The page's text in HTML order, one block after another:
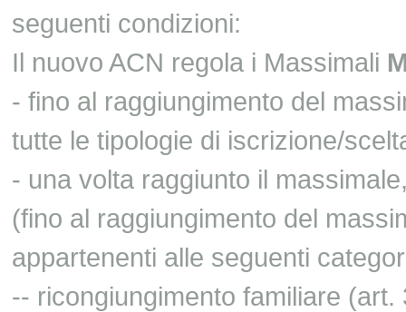
seguenti condizioni:
Il nuovo ACN regola i Massimali
- fino al raggiungimento del
tutte le tipologie di iscrizione/
- una volta raggiunto il
(fino al raggiungimento del
appartenenti alle seguenti
-- ricongiungimento familiare (art.